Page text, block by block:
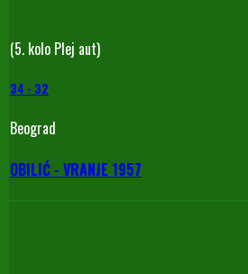
(5. kolo Plej aut)
34 - 32
Beograd
OBILIĆ - VRANJE 1957